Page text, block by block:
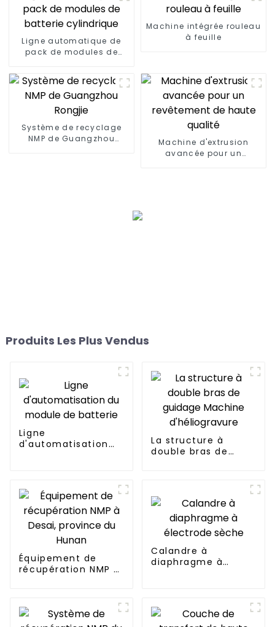
Ligne automatique de
pack de modules de
Machine intégrée rouleau
à feuille
Système de recyclage
NMP de Guangzhou
Machine d'extrusion
avancée pour un
Produits Les Plus Vendus
Ligne
d'automatisation
La structure à
double bras de
Équipement de
récupération NMP à
Calandre à
diaphragme à